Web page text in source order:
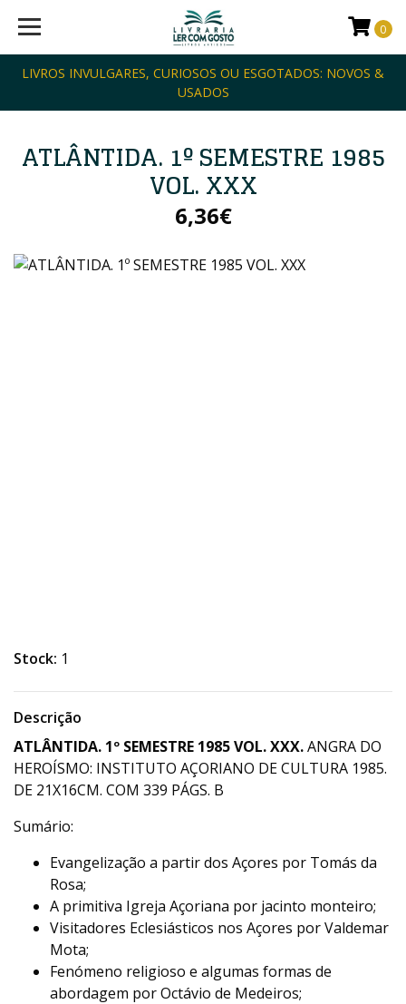
LIVROS INVULGARES, CURIOSOS OU ESGOTADOS: NOVOS &
USADOS
0
ATLÂNTIDA. 1º SEMESTRE 1985
VOL. XXX
6,36€
Stock: 1
Descrição
ATLÂNTIDA. 1º SEMESTRE 1985 VOL. XXX.ANGRA DO
HEROÍSMO: INSTITUTO AÇORIANO DE CULTURA 1985.
DE 21X16CM. COM 339 PÁGS. B
Sumário:
Evangelização a partir dos Açores por Tomás da
Rosa;
A primitiva Igreja Açoriana por jacinto monteiro;
Visitadores Eclesiásticos nos Açores por Valdemar
Mota;
Fenómeno religioso e algumas formas de
abordagem por Octávio de Medeiros;